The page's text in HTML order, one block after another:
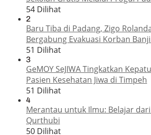
54 Dilihat
2
Baru Tiba di Padang, Zigo
Bergabung Evakuasi Korban
51 Dilihat
3
GeMOY SeJIWA Tingkatkan
Pasien Kesehatan Jiwa di Timpeh
51 Dilihat
4
Merantau untuk Ilmu: Belajar
Qurthubi
50 Dilihat